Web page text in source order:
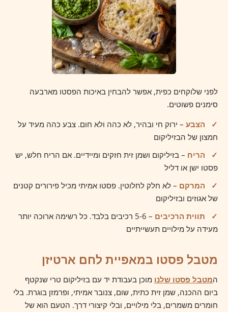
לפני שלוקחים כפית, אפשר להבחין באיכות הפסטו מארבעה
סימנים פשוטים.
✓ הצבע – ירוק חי ובהיר, לא כהה ולא חום. צבע כהה מעיד על
חמצון של הבזיליקום
✓
הריח – בזיליקום ושמן זית חזקים ומיידיים. אם הריח חלש, יש
פסטו ישן או דליל
✓
המרקם – לא חלק לחלוטין. פסטו אמיתי מכיל פירורים קטנים
של אגוזים ובזיליקום
✓
תווית הרכיבים
– 5-6 רכיבים בלבד. כל רשימה ארוכה יותר
מעידה על מילויים תעשייתיים
מטבל פסטו במאפיית לחם ארטיזן
המטבל פסטו שלנו מוכן בעבודת יד עם בזיליקום טרי שנקטף
ביום ההכנה, שמן זית כתית, שום, צנובר אמיתי, ופרמזן בוגרת. בלי
חומרים משמרים, בלי מילויים, ובלי קיצורי דרך. הטעם הוא של